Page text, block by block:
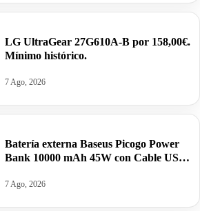
LG UltraGear 27G610A-B por 158,00€.
Mínimo histórico.
7 Ago, 2026
Batería externa Baseus Picogo Power
Bank 10000 mAh 45W con Cable USB-
7 Ago, 2026